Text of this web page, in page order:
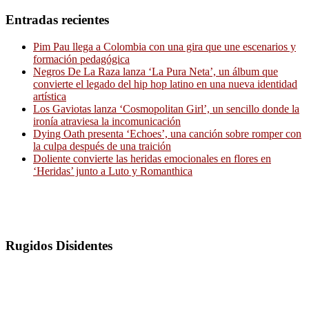
Entradas recientes
Pim Pau llega a Colombia con una gira que une escenarios y
formación pedagógica
Negros De La Raza lanza ‘La Pura Neta’, un álbum que
convierte el legado del hip hop latino en una nueva identidad
artística
Los Gaviotas lanza ‘Cosmopolitan Girl’, un sencillo donde la
ironía atraviesa la incomunicación
Dying Oath presenta ‘Echoes’, una canción sobre romper con
la culpa después de una traición
Doliente convierte las heridas emocionales en flores en
‘Heridas’ junto a Luto y Romanthica
Rugidos Disidentes